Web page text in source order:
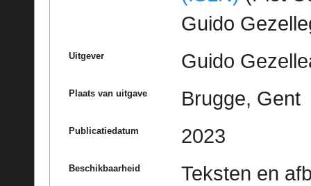
Guido
Uitgever Guido
Plaats van uitgave Brugge, Gent
Publicatiedatum 2023
Beschikbaarheid
Teksten en